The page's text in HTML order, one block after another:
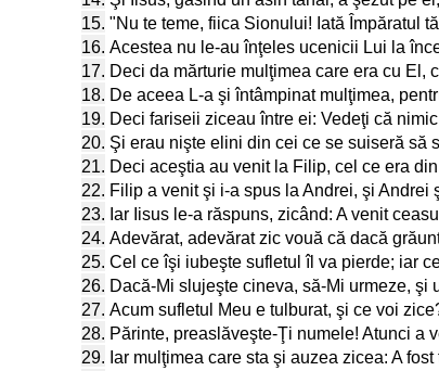
15. "Nu te teme, fiica Sionului! Iată Împăratul
16. Acestea nu le-au înţeles ucenicii Lui la
17. Deci da mărturie mulţimea care era cu El,
18. De aceea L-a şi întâmpinat mulţimea,
19. Deci fariseii ziceau între ei: Vedeţi că
20. Şi erau nişte elini din cei ce se suiseră să
21. Deci aceştia au venit la Filip, cel ce era
22. Filip a venit şi i-a spus la Andrei, şi
23. Iar Iisus le-a răspuns, zicând: A venit
24. Adevărat, adevărat zic vouă că dacă
25. Cel ce îşi iubeşte sufletul îl va pierde; iar
26. Dacă-Mi slujeşte cineva, să-Mi urmeze,
27. Acum sufletul Meu e tulburat, şi ce voi
28. Părinte, preaslăveşte-Ţi numele! Atunci a
29. Iar mulţimea care sta şi auzea zicea: A